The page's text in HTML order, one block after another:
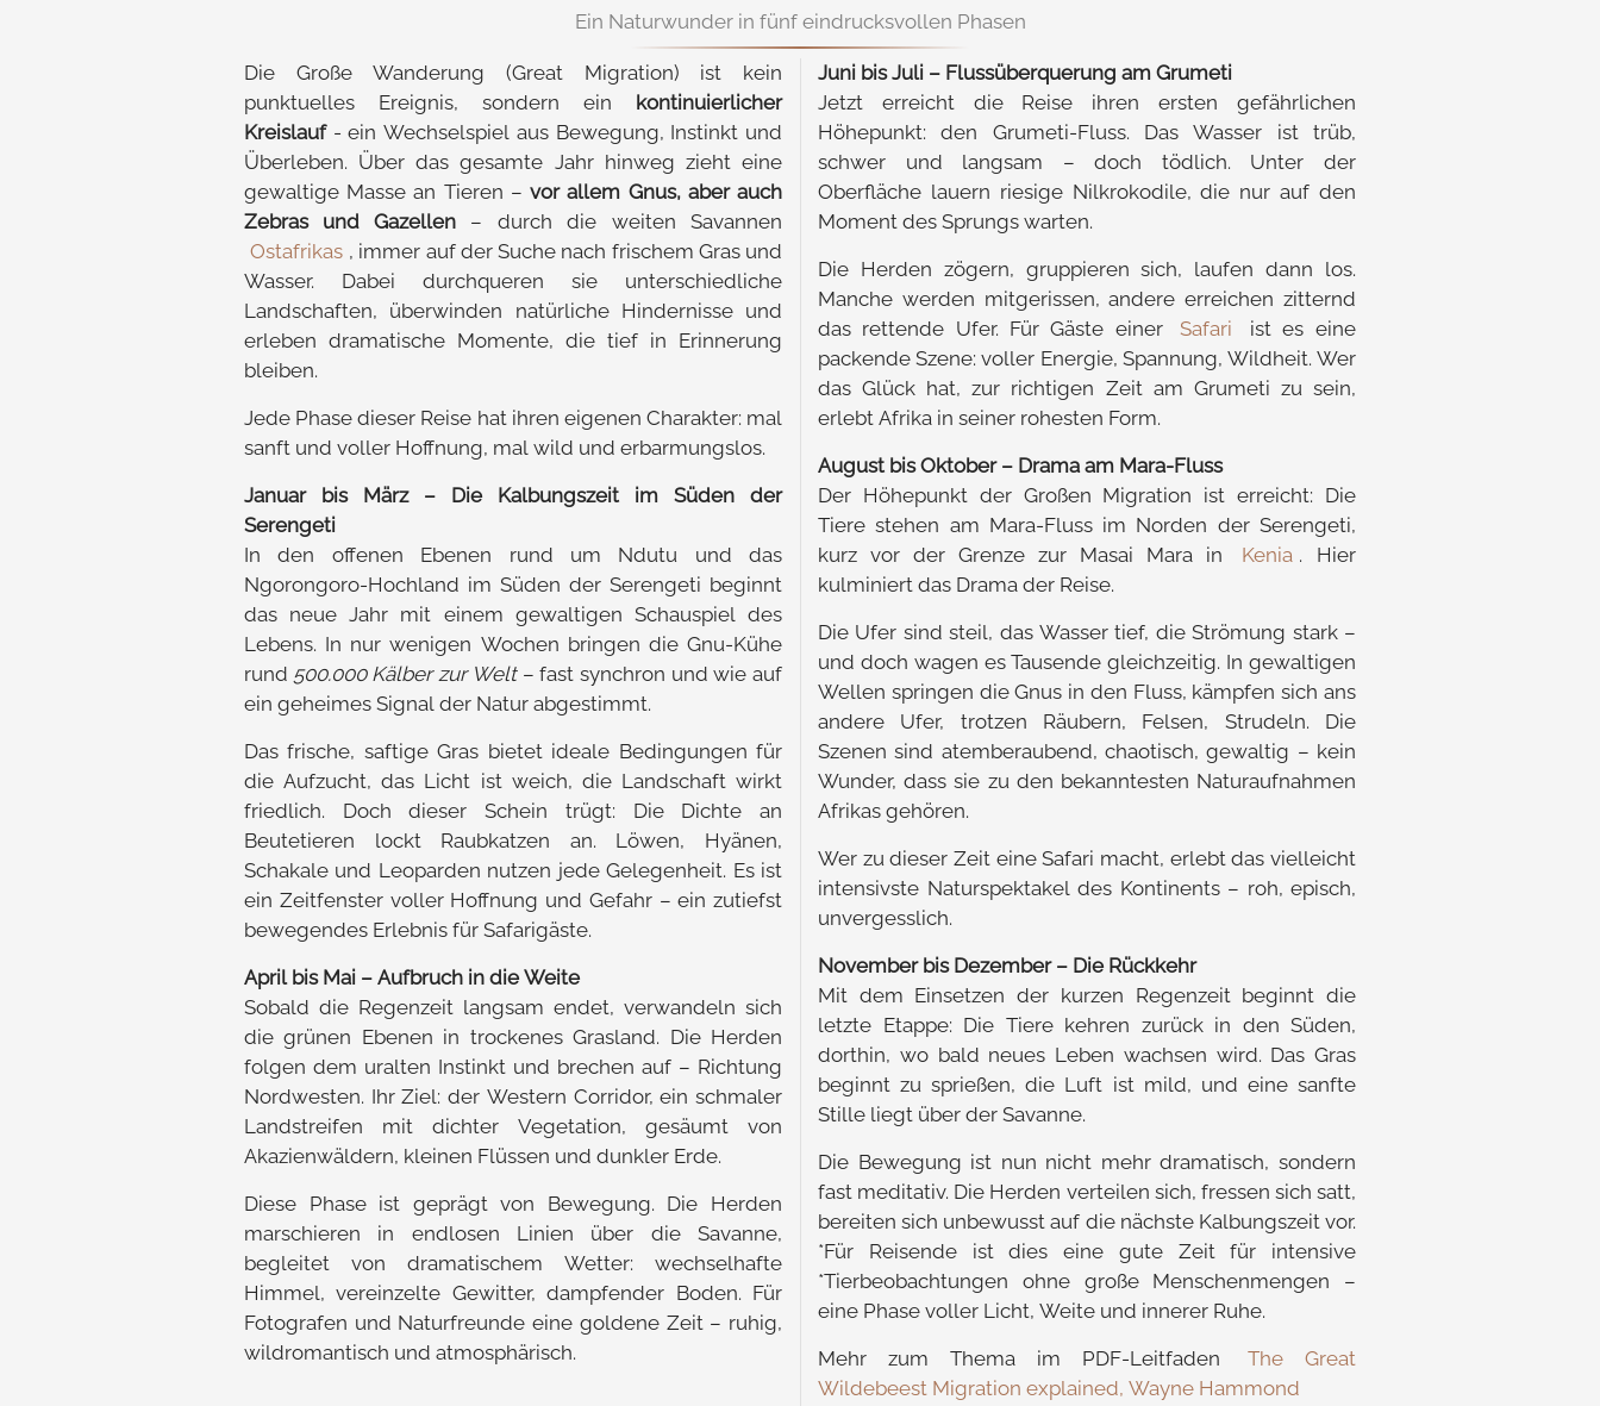
Ein Naturwunder in fünf eindrucksvollen Phasen
Die Große Wanderung (Great Migration) ist kein
punktuelles Ereignis, sondern ein kontinuierlicher
Kreislauf- ein Wechselspiel aus Bewegung, Instinkt und
Überleben. Über das gesamte Jahr hinweg zieht eine
gewaltige Masse an Tieren – vor allem Gnus, aber auch
Zebras und Gazellen – durch die weiten Savannen
Ostafrikas , immer auf der Suche nach frischem Gras und
Wasser. Dabei durchqueren sie unterschiedliche
Landschaften, überwinden natürliche Hindernisse und
erleben dramatische Momente, die tief in Erinnerung
bleiben.
Jede Phase dieser Reise hat ihren eigenen Charakter: mal
sanft und voller Hoffnung, mal wild und erbarmungslos.
Januar bis März – Die Kalbungszeit im Süden der
Serengeti
In den offenen Ebenen rund um Ndutu und das
Ngorongoro-Hochland im Süden der Serengeti beginnt
das neue Jahr mit einem gewaltigen Schauspiel des
Lebens. In nur wenigen Wochen bringen die Gnu-Kühe
rund 500.000 Kälber zur Welt– fast synchron und wie auf
ein geheimes Signal der Natur abgestimmt.
Das frische, saftige Gras bietet ideale Bedingungen für
die Aufzucht, das Licht ist weich, die Landschaft wirkt
friedlich. Doch dieser Schein trügt: Die Dichte an
Beutetieren lockt Raubkatzen an. Löwen, Hyänen,
Schakale und Leoparden nutzen jede Gelegenheit. Es ist
ein Zeitfenster voller Hoffnung und Gefahr – ein zutiefst
bewegendes Erlebnis für Safarigäste.
April bis Mai – Aufbruch in die Weite
Sobald die Regenzeit langsam endet, verwandeln sich
die grünen Ebenen in trockenes Grasland. Die Herden
folgen dem uralten Instinkt und brechen auf – Richtung
Nordwesten. Ihr Ziel: der Western Corridor, ein schmaler
Landstreifen mit dichter Vegetation, gesäumt von
Akazienwäldern, kleinen Flüssen und dunkler Erde.
Diese Phase ist geprägt von Bewegung. Die Herden
marschieren in endlosen Linien über die Savanne,
begleitet von dramatischem Wetter: wechselhafte
Himmel, vereinzelte Gewitter, dampfender Boden. Für
Fotografen und Naturfreunde eine goldene Zeit – ruhig,
wildromantisch und atmosphärisch.
Juni bis Juli – Flussüberquerung am Grumeti
Jetzt erreicht die Reise ihren ersten gefährlichen
Höhepunkt: den Grumeti-Fluss. Das Wasser ist trüb,
schwer und langsam – doch tödlich. Unter der
Oberfläche lauern riesige Nilkrokodile, die nur auf den
Moment des Sprungs warten.
Die Herden zögern, gruppieren sich, laufen dann los.
Manche werden mitgerissen, andere erreichen zitternd
das rettende Ufer. Für Gäste einer
Safari
ist es eine
packende Szene: voller Energie, Spannung, Wildheit. Wer
das Glück hat, zur richtigen Zeit am Grumeti zu sein,
erlebt Afrika in seiner rohesten Form.
August bis Oktober – Drama am Mara-Fluss
Der Höhepunkt der Großen Migration ist erreicht: Die
Tiere stehen am Mara-Fluss im Norden der Serengeti,
kurz vor der Grenze zur Masai Mara in
Kenia . Hier
kulminiert das Drama der Reise.
Die Ufer sind steil, das Wasser tief, die Strömung stark –
und doch wagen es Tausende gleichzeitig. In gewaltigen
Wellen springen die Gnus in den Fluss, kämpfen sich ans
andere Ufer, trotzen Räubern, Felsen, Strudeln. Die
Szenen sind atemberaubend, chaotisch, gewaltig – kein
Wunder, dass sie zu den bekanntesten Naturaufnahmen
Afrikas gehören.
Wer zu dieser Zeit eine Safari macht, erlebt das vielleicht
intensivste Naturspektakel des Kontinents – roh, episch,
unvergesslich.
November bis Dezember – Die Rückkehr
Mit dem Einsetzen der kurzen Regenzeit beginnt die
letzte Etappe: Die Tiere kehren zurück in den Süden,
dorthin, wo bald neues Leben wachsen wird. Das Gras
beginnt zu sprießen, die Luft ist mild, und eine sanfte
Stille liegt über der Savanne.
Die Bewegung ist nun nicht mehr dramatisch, sondern
fast meditativ. Die Herden verteilen sich, fressen sich satt,
bereiten sich unbewusst auf die nächste Kalbungszeit vor.
*Für Reisende ist dies eine gute Zeit für intensive
*Tierbeobachtungen ohne große Menschenmengen –
eine Phase voller Licht, Weite und innerer Ruhe.
Mehr zum Thema im PDF-Leitfaden
The Great
Wildebeest Migration explained, Wayne Hammond